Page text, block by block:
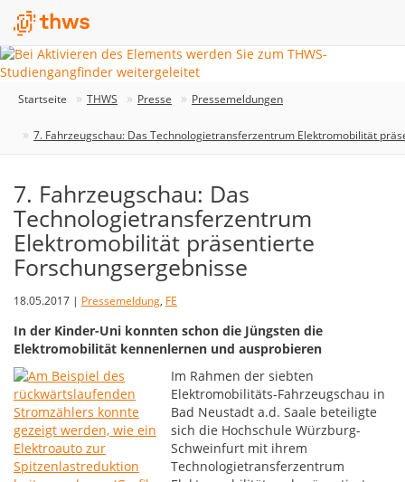
Startseite THWS Presse Pressemeldungen
7. Fahrzeugschau: Das Technologietransferzentrum Elektromobilität
7. Fahrzeugschau: Das
Technologietransferzentrum
Elektromobilität präsentierte
Forschungsergebnisse
18.05.2017 | Pressemeldung, FE
In der Kinder-Uni konnten schon die Jüngsten die
Elektromobilität kennenlernen und ausprobieren
Im Rahmen der siebten
Elektromobilitäts-Fahrzeugschau in
Bad Neustadt a.d. Saale beteiligte
sich die Hochschule Würzburg-
Schweinfurt mit ihrem
Technologietransferzentrum